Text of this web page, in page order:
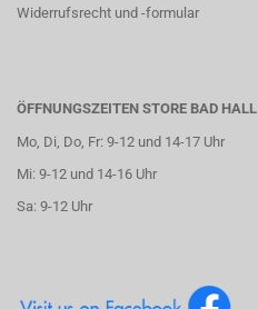
Widerrufsrecht und -formular
ÖFFNUNGSZEITEN STORE BAD HALL
Mo, Di, Do, Fr: 9-12 und 14-17 Uhr
Mi: 9-12 und 14-16 Uhr
Sa: 9-12 Uhr